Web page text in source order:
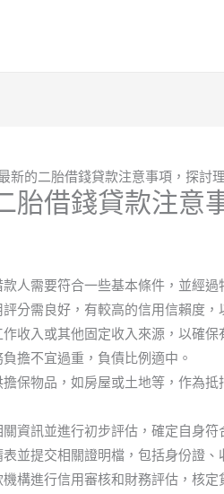
新的二胎借錢貸款注意事項，探討
胎借錢貸款注意
人需要符合一些基本條件，並經
分需良好，有較高的信用信賴度，
收入或其他固定收入來源，以確保
擔不宜過重，負債比例適中。
保物品，如房屋或土地等，作為抵
資訊並進行初步評估，確定自身符
並提交相關證明檔，包括身份證、
構進行信用審核和財務評估，核定